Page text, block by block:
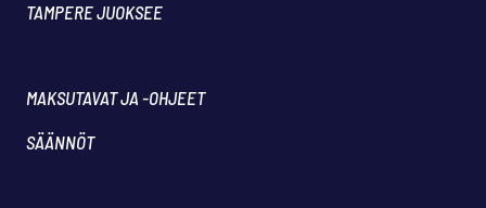
TAMPERE JUOKSEE
MAKSUTAVAT JA -OHJEET
SÄÄNNÖT